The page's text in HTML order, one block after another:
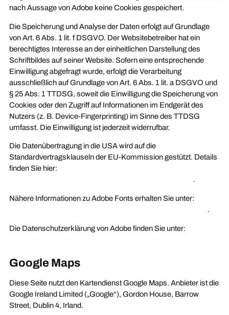
nach Aussage von Adobe keine Cookies gespeichert.
Die Speicherung und Analyse der Daten erfolgt auf Grundlage
von Art. 6 Abs. 1 lit. f DSGVO. Der Websitebetreiber hat ein
berechtigtes Interesse an der einheitlichen Darstellung des
Schriftbildes auf seiner Website. Sofern eine entsprechende
Einwilligung abgefragt wurde, erfolgt die Verarbeitung
ausschließlich auf Grundlage von Art. 6 Abs. 1 lit. a DSGVO und
§ 25 Abs. 1 TTDSG, soweit die Einwilligung die Speicherung von
Cookies oder den Zugriff auf Informationen im Endgerät des
Nutzers (z. B. Device-Fingerprinting) im Sinne des TTDSG
umfasst. Die Einwilligung ist jederzeit widerrufbar.
Die Datenübertragung in die USA wird auf die
Standardvertragsklauseln der EU-Kommission gestützt. Details
finden Sie hier:
.
Nähere Informationen zu Adobe Fonts erhalten Sie unter:
.
Die Datenschutzerklärung von Adobe finden Sie unter:
Google Maps
Diese Seite nutzt den Kartendienst Google Maps. Anbieter ist die
Google Ireland Limited („Google“), Gordon House, Barrow
Street, Dublin 4, Irland.